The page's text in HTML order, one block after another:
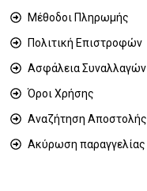
Μέθοδοι Πληρωμής
Πολιτική Επιστροφών
Ασφάλεια Συναλλαγών
Όροι Χρήσης
Αναζήτηση Αποστολής
Ακύρωση παραγγελίας